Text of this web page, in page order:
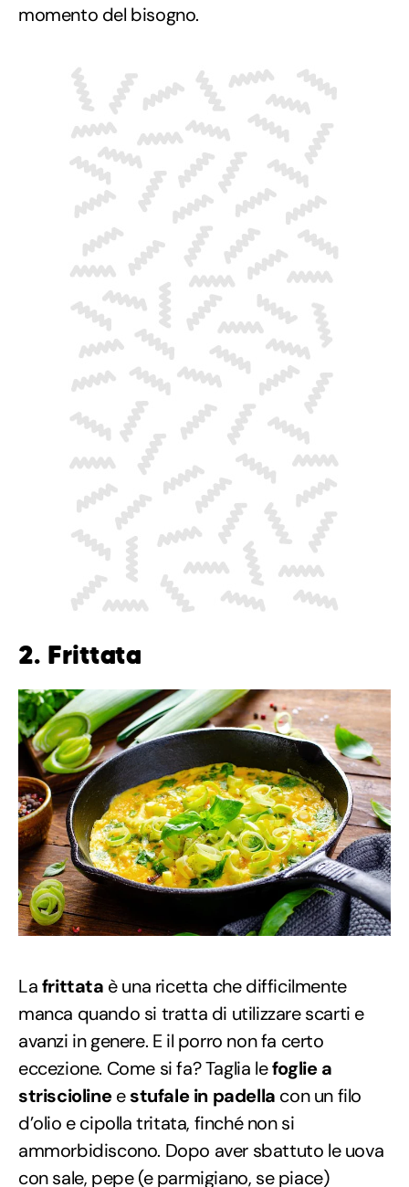
momento del bisogno.
2. Frittata
Lafrittata è una ricetta che difficilmente
manca quando si tratta di utilizzare scarti e
avanzi in genere. E il porro non fa certo
eccezione. Come si fa? Taglia lefoglie a
strisciolineestufale in padella con un filo
d’olio e cipolla tritata, finché non si
ammorbidiscono. Dopo aver sbattuto le uova
con sale, pepe (e parmigiano, se piace)